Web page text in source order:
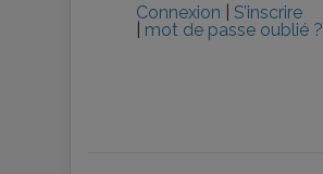
Connexion
S’inscrire
mot de passe oublié ?